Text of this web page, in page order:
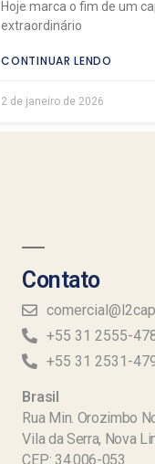
Hoje marca o fim de um
extraordinário
CONTINUAR LENDO
2 de janeiro de 2026
Contato
+55 31 2555-
+55 31 2531-
Brasil
Rua Min. Orozimbo
Vila da Serra, Nova
CEP: 34.006-053